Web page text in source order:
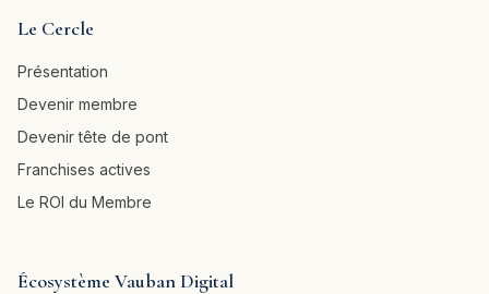
Le Cercle
Présentation
Devenir membre
Devenir tête de pont
Franchises actives
Le ROI du Membre
Écosystème Vauban Digital